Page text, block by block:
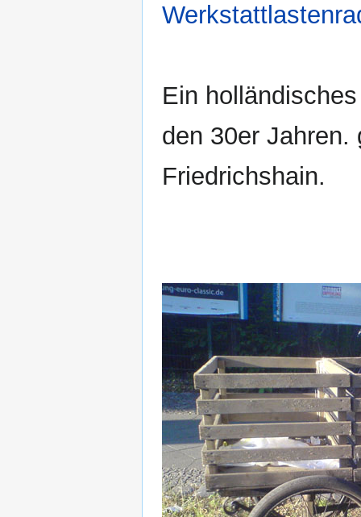
Ein
den 30er Jahren.
Friedrichshain.